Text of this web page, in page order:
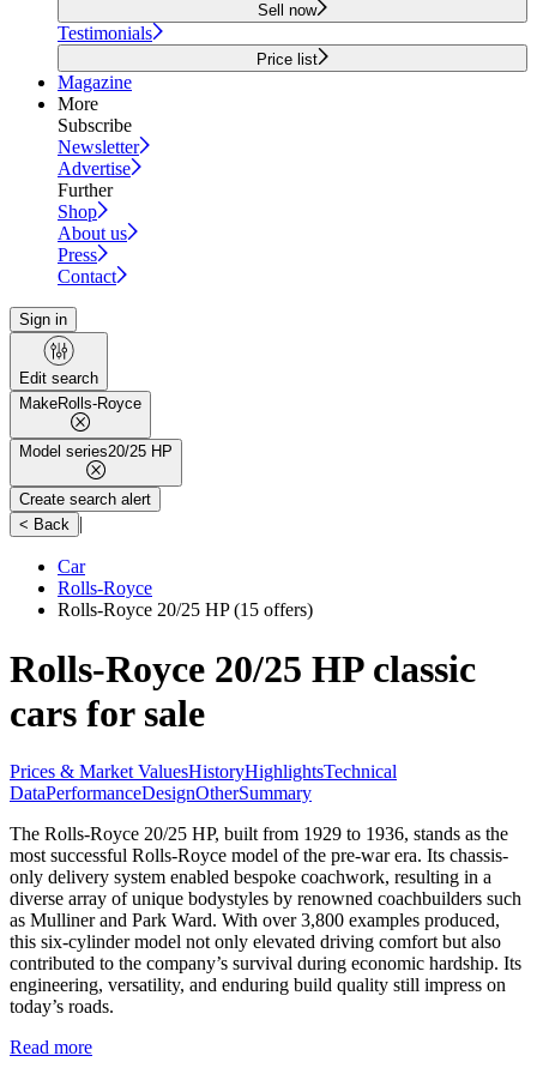
Sell now
Testimonials
Price list
Magazine
More
Subscribe
Newsletter
Advertise
Further
Shop
About us
Press
Contact
Sign in
Edit search
MakeRolls-Royce
Model series20/25 HP
Create search alert
< Back |
Car
Rolls-Royce
Rolls-Royce 20/25 HP(15 offers)
Rolls-Royce 20/25 HP classic
cars for sale
Prices & Market ValuesHistoryHighlightsTechnical
DataPerformanceDesignOtherSummary
The Rolls-Royce 20/25 HP, built from 1929 to 1936, stands as the
most successful Rolls-Royce model of the pre-war era. Its chassis-
only delivery system enabled bespoke coachwork, resulting in a
diverse array of unique bodystyles by renowned coachbuilders such
as Mulliner and Park Ward. With over 3,800 examples produced,
this six-cylinder model not only elevated driving comfort but also
contributed to the company’s survival during economic hardship. Its
engineering, versatility, and enduring build quality still impress on
today’s roads.
Read more